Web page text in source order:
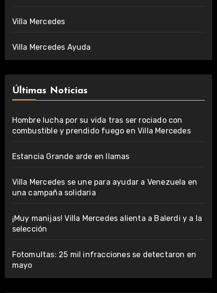
Villa Mercedes
Villa Mercedes Ayuda
Últimas Noticias
Hombre lucha por su vida tras ser rociado con
combustible y prendido fuego en Villa Mercedes
Estancia Grande arde en llamas
Villa Mercedes se une para ayudar a Venezuela en
una campaña solidaria
¡Muy manijas! Villa Mercedes alienta a Balerdi y a la
selección
Fotomultas: 25 mil infracciones se detectaron en
mayo